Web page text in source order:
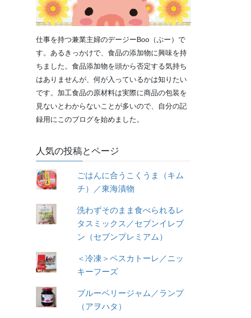
仕事を持つ兼業主婦のデージーBoo（ぶー）で
す。あるきっかけで、食品の添加物に興味を持
ちました。食品添加物を頭から否定する気持ち
はありませんが、何が入っているかは知りたい
です。加工食品の原材料は実際に商品の包装を
見ないとわからないことが多いので、自分の記
録用にこのブログを始めました。
人気の投稿とページ
ごはんに合うこくうま（キム
チ）／東海漬物
洗わずそのまま食べられるレ
タスミックス／セブンイレブ
ン（セブンプレミアム）
＜冷凍＞ペスカトーレ／ニッ
キーフーズ
ブルーベリージャム／ランプ
（アヲハタ）